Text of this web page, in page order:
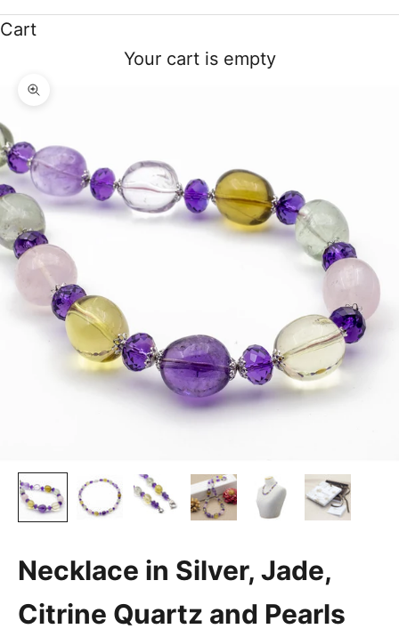
Cart
Your cart is empty
Zoom picture
Necklace in Silver, Jade,
Citrine Quartz and Pearls